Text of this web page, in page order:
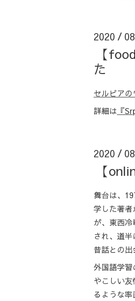
2020 / 08
【
た
セルビアの
詳細は 『
2020 / 08
【
舞台は、
学した著
が、東西
され、道
昔話との出
外国語学
やこしい
るような